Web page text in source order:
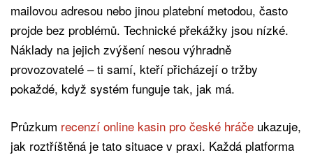
mailovou adresou nebo jinou platební metodou, často
projde bez problémů. Technické překážky jsou nízké.
Náklady na jejich zvýšení nesou výhradně
provozovatelé – ti samí, kteří přicházejí o tržby
pokaždé, když systém funguje tak, jak má.
Průzkum recenzí online kasin pro české hráče ukazuje,
jak roztříštěná je tato situace v praxi. Každá platforma